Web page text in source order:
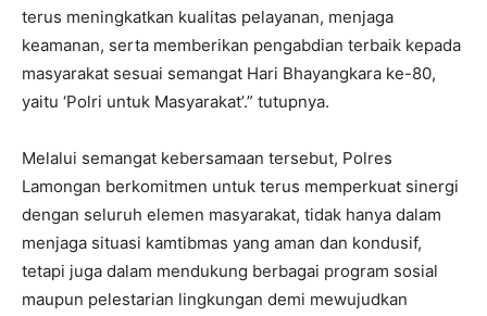
terus meningkatkan kualitas pelayanan, menjaga
keamanan, serta memberikan pengabdian terbaik kepada
masyarakat sesuai semangat Hari Bhayangkara ke-80,
yaitu ‘Polri untuk Masyarakat’.” tutupnya.
Melalui semangat kebersamaan tersebut, Polres
Lamongan berkomitmen untuk terus memperkuat sinergi
dengan seluruh elemen masyarakat, tidak hanya dalam
menjaga situasi kamtibmas yang aman dan kondusif,
tetapi juga dalam mendukung berbagai program sosial
maupun pelestarian lingkungan demi mewujudkan